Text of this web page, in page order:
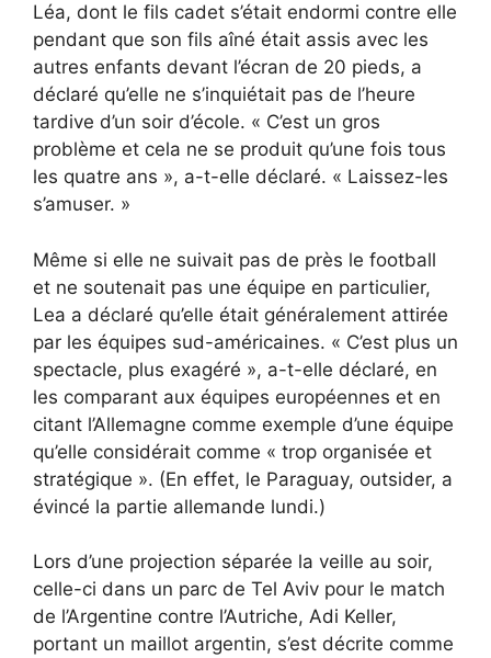
Léa, dont le fils cadet s’était endormi contre elle
pendant que son fils aîné était assis avec les
autres enfants devant l’écran de 20 pieds, a
déclaré qu’elle ne s’inquiétait pas de l’heure
tardive d’un soir d’école. « C’est un gros
problème et cela ne se produit qu’une fois tous
les quatre ans », a-t-elle déclaré. « Laissez-les
s’amuser. »
Même si elle ne suivait pas de près le football
et ne soutenait pas une équipe en particulier,
Lea a déclaré qu’elle était généralement attirée
par les équipes sud-américaines. « C’est plus un
spectacle, plus exagéré », a-t-elle déclaré, en
les comparant aux équipes européennes et en
citant l’Allemagne comme exemple d’une équipe
qu’elle considérait comme « trop ​​organisée et
stratégique ». (En effet, le Paraguay, outsider, a
évincé la partie allemande lundi.)
Lors d’une projection séparée la veille au soir,
celle-ci dans un parc de Tel Aviv pour le match
de l’Argentine contre l’Autriche, Adi Keller,
portant un maillot argentin, s’est décrite comme